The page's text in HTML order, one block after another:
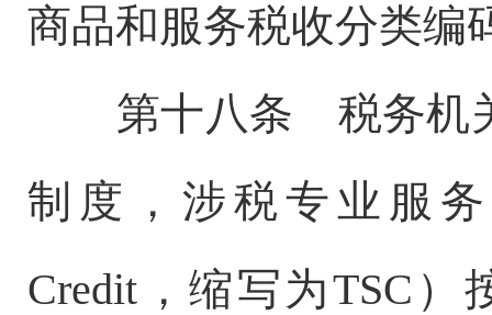
商品和服务税收分类编
第十八条 税务机关
制度，涉税专业服务
Credit，缩写为TSC